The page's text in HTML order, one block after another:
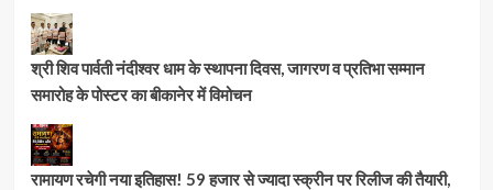
श्री शिव पार्वती नंदीश्वर धाम के स्थापना दिवस, जागरण व प्रतिभा सम्मान
समारोह के पोस्टर का बीकानेर में विमोचन
रामायण रचेगी नया इतिहास! 59 हजार से ज्यादा स्क्रीन पर रिलीज की तैयारी,